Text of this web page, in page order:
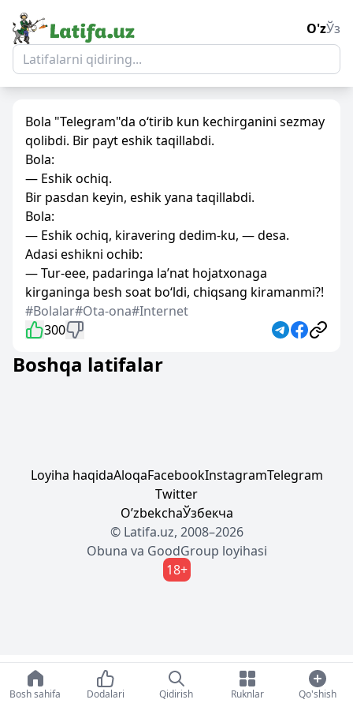
O'zЎз
Bola "Telegram"da o‘tirib kun kechirganini sezmay
qolibdi. Bir payt eshik taqillabdi.
Bola:
— Eshik ochiq.
Bir pasdan keyin, eshik yana taqillabdi.
Bola:
— Eshik ochiq, kiravering dedim-ku, — desa.
Adasi eshikni ochib:
— Tur-eee, padaringa la’nat hojatxonaga
kirganinga besh soat bo‘ldi, chiqsang kiramanmi?!
#Bolalar#Ota-ona#Internet
300
Boshqa latifalar
Loyiha haqidaAloqaFacebookInstagramTelegram
Twitter
OʼzbekchaЎзбекча
© Latifa.uz, 2008–2026
Obuna va GoodGroup loyihasi
18+
Bosh sahifa Dodalari Qidirish Ruknlar Qo'shish